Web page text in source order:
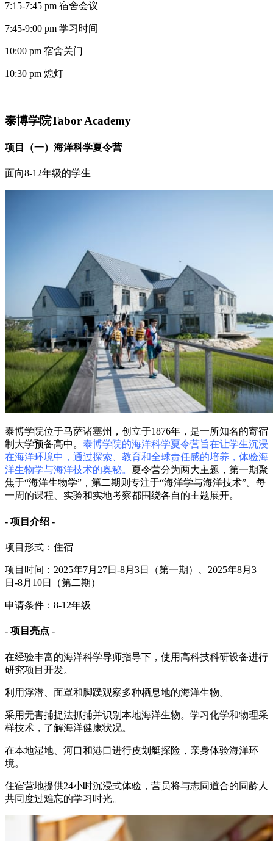
7:15-7:45 pm 宿舍会议
7:45-9:00 pm 学习时间
10:00 pm 宿舍关门
10:30 pm 熄灯
泰博学院Tabor Academy
项目（一）海洋科学夏令营
面向8-12年级的学生
泰博学院位于马萨诸塞州，创立于1876年，是一所知名的寄宿
制大学预备高中。 泰博学院的海洋科学夏令营旨在让学生沉浸
在海洋环境中，通过探索、教育和全球责任感的培养，体验海
洋生物学与海洋技术的奥秘。 夏令营分为两大主题，第一期聚
焦于“海洋生物学”，第二期则专注于“海洋学与海洋技术”。每
一周的课程、实验和实地考察都围绕各自的主题展开。
- 项目介绍 -
项目形式：住宿
项目时间：2025年7月27日-8月3日（第一期）、2025年8月3
日-8月10日（第二期）
申请条件：8-12年级
- 项目亮点 -
在经验丰富的海洋科学导师指导下，使用高科技科研设备进行
研究项目开发。
利用浮潜、面罩和脚蹼观察多种栖息地的海洋生物。
采用无害捕捉法抓捕并识别本地海洋生物。学习化学和物理采
样技术，了解海洋健康状况。
在本地湿地、河口和港口进行皮划艇探险，亲身体验海洋环
境。
住宿营地提供24小时沉浸式体验，营员将与志同道合的同龄人
共同度过难忘的学习时光。